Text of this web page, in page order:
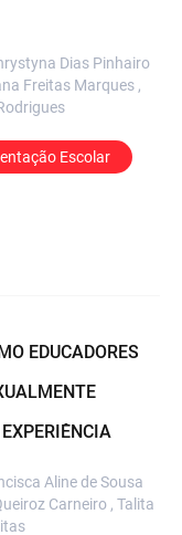
Dias Pinhairo
Freitas Marques ,
Escolar
EDUCADORES
Aline de Sousa
Carneiro , Talita